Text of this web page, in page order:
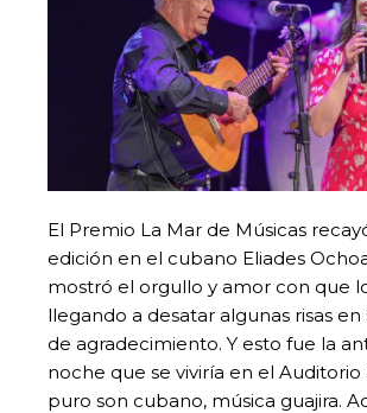
El Premio La Mar de Músicas
edición en el cubano Eliades
mostró el orgullo y amor con que
llegando a desatar algunas risas en
de agradecimiento. Y esto fue la
noche que se viviría en el Auditorio
puro son cubano, música guajira.